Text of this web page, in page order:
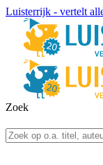
Luisterrijk - vertelt
Zoek